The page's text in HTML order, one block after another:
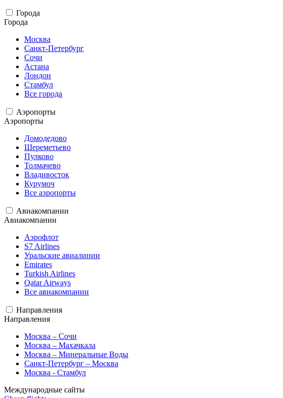
Города
Города
Москва
Санкт-Петербург
Сочи
Астана
Лондон
Стамбул
Все города
Аэропорты
Аэропорты
Домодедово
Шереметьево
Пулково
Толмачево
Владивосток
Курумоч
Все аэропорты
Авиакомпании
Авиакомпании
Аэрофлот
S7 Airlines
Уральские авиалинии
Emirates
Turkish Airlines
Qatar Airways
Все авиакомпании
Направления
Направления
Москва – Сочи
Москва – Махачкала
Москва – Минеральные Воды
Санкт-Петербург – Москва
Москва - Стамбул
Международные сайты